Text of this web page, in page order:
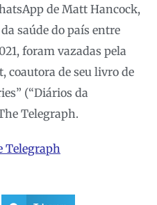
de Matt Hancock,
saúde do país entre
foram vazadas pela
coautora de seu livro de
(“Diários da
Telegraph.
Telegraph